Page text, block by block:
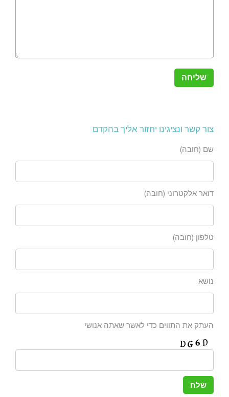
צור קשר ונציגינו יחזור אליך בהקדם
שם (חובה)
דואר אלקטרוני (חובה)
טלפון (חובה)
נושא
העתק את התווים כדי לאשר שאתה אנושי